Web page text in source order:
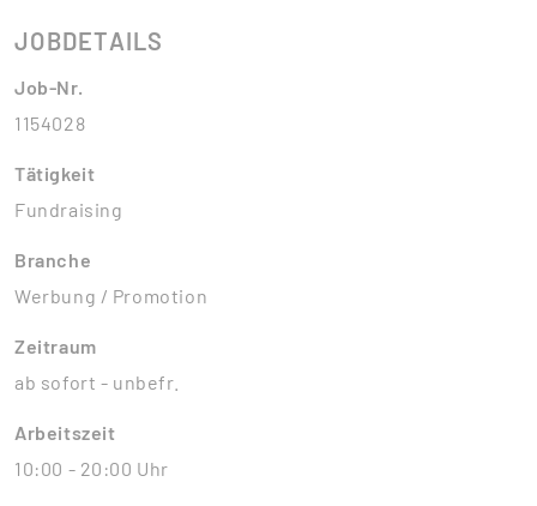
JOBDETAILS
Job-Nr.
1154028
Tätigkeit
Fundraising
Branche
Werbung / Promotion
Zeitraum
ab sofort - unbefr.
Arbeitszeit
10:00 - 20:00 Uhr